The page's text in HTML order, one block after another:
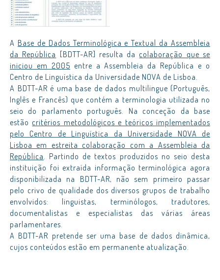
A Base de Dados Terminológica e Textual da Assembleia
da República [BDTT-AR] resulta dacolaboração que se
iniciou em 2005 entre a Assembleia da República e o
Centro de Linguística da Universidade NOVA de Lisboa.
A BDTT-AR é uma base de dados multilingue (Português,
Inglês e Francês) que contém a terminologia utilizada no
seio do parlamento português. Na conceção da base
estãocritérios metodológicos e teóricos implementados
pelo Centro de Linguística da Universidade NOVA de
Lisboa em estreita colaboração com a Assembleia da
República . Partindo de textos produzidos no seio desta
instituição foi extraída informação terminológica agora
disponibilizada na BDTT-AR, não sem primeiro passar
pelo crivo de qualidade dos diversos grupos de trabalho
envolvidos: linguistas, terminólogos, tradutores,
documentalistas e especialistas das várias áreas
parlamentares.
A BDTT-AR pretende ser uma base de dados dinâmica,
cujos conteúdos estão em permanente atualização.